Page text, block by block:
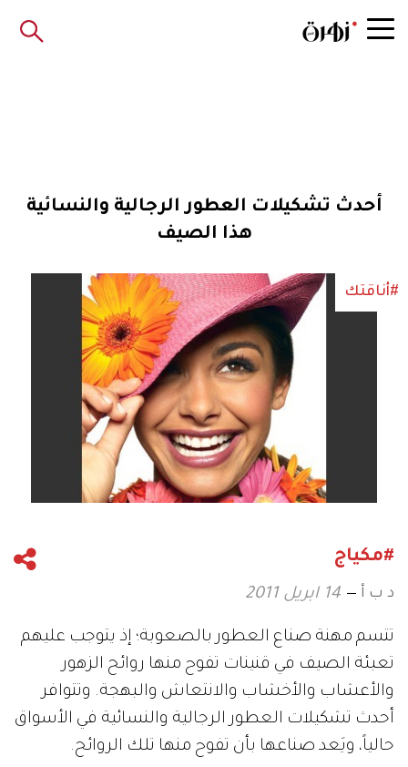
أحدث تشكيلات العطور الرجالية والنسائية
هذا الصيف
#أناقتك
#مكياج
د ب أ 14 ابريل 2011
تتسم مهنة صناع العطور بالصعوبة؛ إذ يتوجب عليهم
تعبئة الصيف في قنينات تفوح منها روائح الزهور
والأعشاب والأخشاب والانتعاش والبهجة. وتتوافر
أحدث تشكيلات العطور الرجالية والنسائية في الأسواق
حالياً، ويَعد صناعها بأن تفوح منها تلك الروائح.